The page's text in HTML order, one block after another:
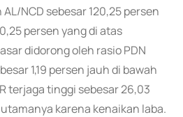
NCD sebesar 120,25 persen
persen yang di atas
didorong oleh rasio PDN
1,19 persen jauh di bawah
terjaga tinggi sebesar 26,03
karena kenaikan laba.